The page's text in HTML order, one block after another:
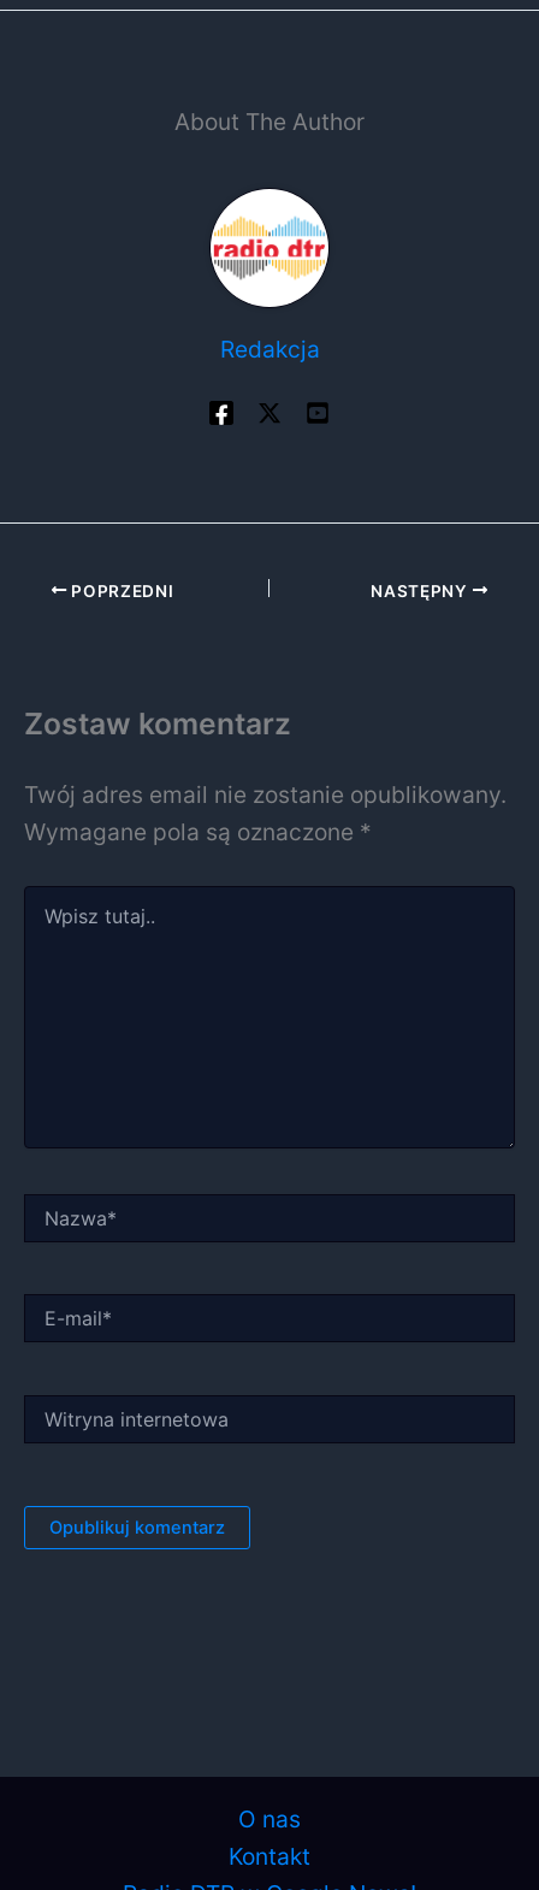
About The Author
Redakcja
POPRZEDNI NASTĘPNY
Zostaw komentarz
Twój adres email nie zostanie opublikowany.
Wymagane pola są oznaczone *
tutaj..
mail*
internetowa
O nas
Kontakt